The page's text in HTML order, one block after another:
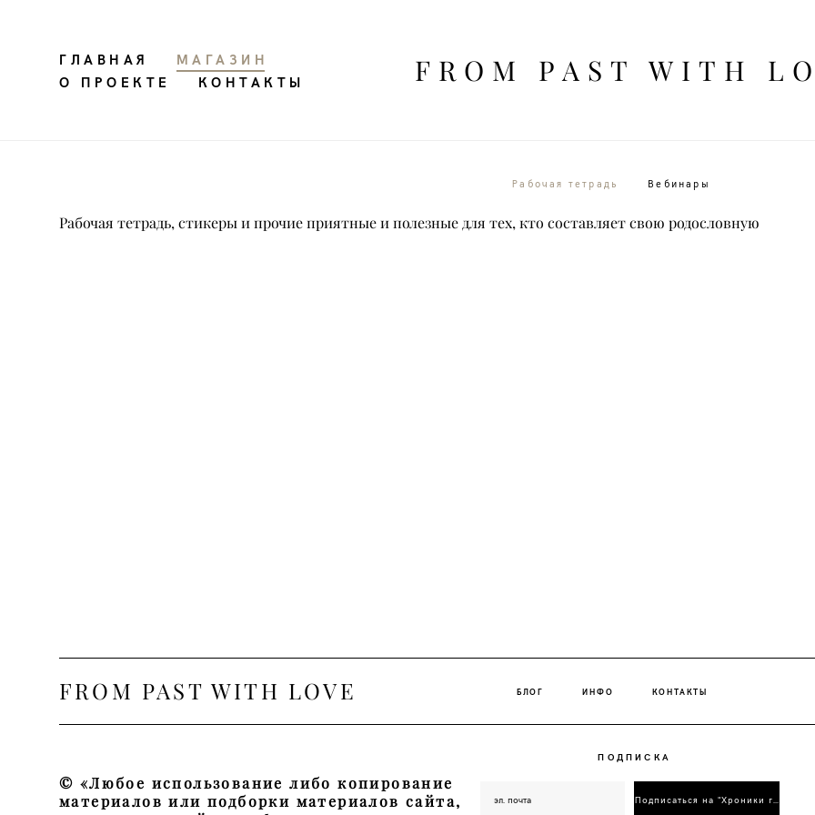
ГЛАВНАЯ
МАГАЗИН
О ПРОЕКТЕ
КОНТАКТЫ FROM PAST WITH
ГЛАВНАЯ
МАГАЗИН
О ПРОЕКТЕ
КОНТАКТЫ FROM PAST WITH
Рабочая тетрадь Вебинары
Рабочая тетрадь, стикеры и прочие приятные и полезные для тех, кто составляет свою родословную
FROM PAST WITH LOVE БЛОГ ИНФО КОНТАКТЫ
© «Любое использование либо копирование
материалов или подборки материалов сайта,
ПОДПИСКА
Подписаться на "Хроники